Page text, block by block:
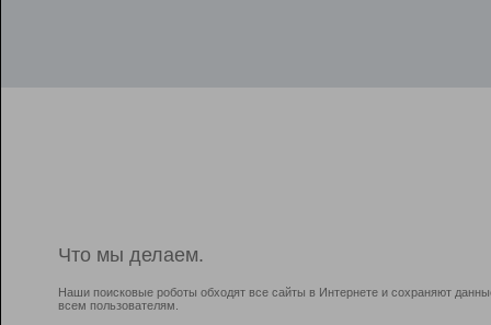
Что мы делаем.
Наши поисковые роботы обходят все сайты в Интернете и сохраняют
всем пользователям.